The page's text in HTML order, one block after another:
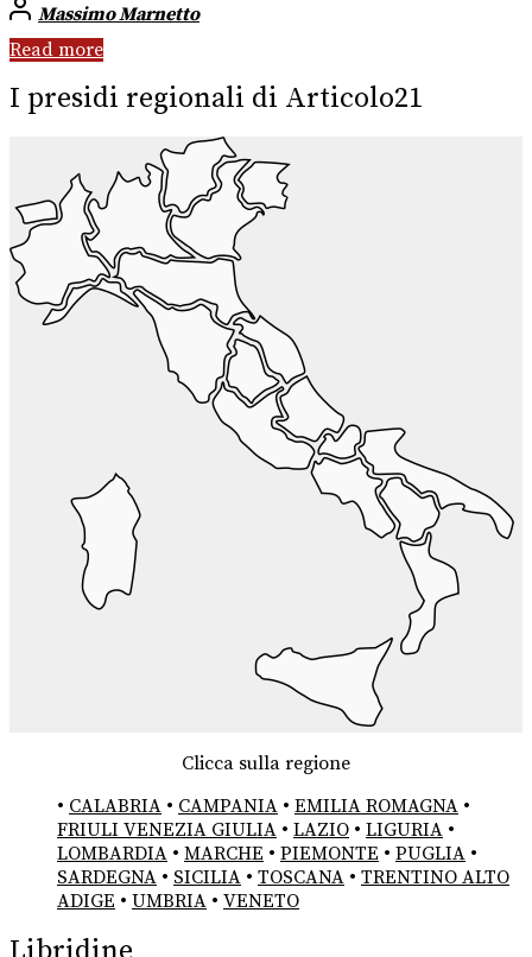
Massimo Marnetto
Read more
I presidi regionali di Articolo21
Clicca sulla regione
• CALABRIA • CAMPANIA • EMILIA ROMAGNA •
FRIULI VENEZIA GIULIA • LAZIO • LIGURIA •
LOMBARDIA • MARCHE • PIEMONTE • PUGLIA •
SARDEGNA • SICILIA • TOSCANA • TRENTINO ALTO
ADIGE • UMBRIA • VENETO